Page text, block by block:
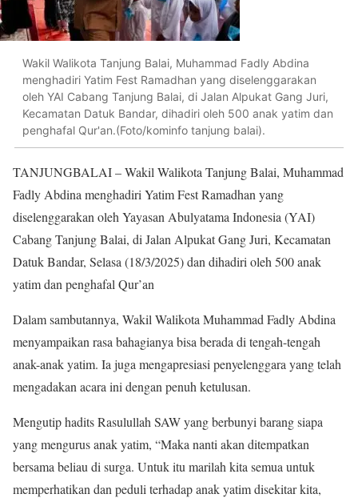
Wakil Walikota Tanjung Balai, Muhammad Fadly Abdina
menghadiri Yatim Fest Ramadhan yang diselenggarakan
oleh YAI Cabang Tanjung Balai, di Jalan Alpukat Gang Juri,
Kecamatan Datuk Bandar, dihadiri oleh 500 anak yatim dan
penghafal Qur'an.(Foto/kominfo tanjung balai).
TANJUNGBALAI – Wakil Walikota Tanjung Balai, Muhammad
Fadly Abdina menghadiri Yatim Fest Ramadhan yang
diselenggarakan oleh Yayasan Abulyatama Indonesia (YAI)
Cabang Tanjung Balai, di Jalan Alpukat Gang Juri, Kecamatan
Datuk Bandar, Selasa (18/3/2025) dan dihadiri oleh 500 anak
yatim dan penghafal Qur’an
Dalam sambutannya, Wakil Walikota Muhammad Fadly Abdina
menyampaikan rasa bahagianya bisa berada di tengah-tengah
anak-anak yatim. Ia juga mengapresiasi penyelenggara yang telah
mengadakan acara ini dengan penuh ketulusan.
Mengutip hadits Rasulullah SAW yang berbunyi barang siapa
yang mengurus anak yatim, “Maka nanti akan ditempatkan
bersama beliau di surga. Untuk itu marilah kita semua untuk
memperhatikan dan peduli terhadap anak yatim disekitar kita,